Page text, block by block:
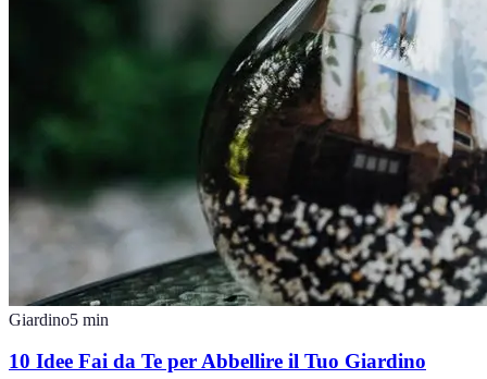
Giardino5 min
10 Idee Fai da Te per Abbellire il Tuo Giardino